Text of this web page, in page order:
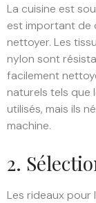
La cuisine est
est important de
nettoyer. Les
nylon sont
facilement
naturels tels que
utilisés, mais ils
machine.
2.
Les rideaux pour